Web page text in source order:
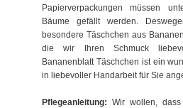
Papierverpackungen müssen
Bäume gefällt werden.
besondere Täschchen aus
die wir Ihren Schmuck
Bananenblatt Täschchen ist ein
in liebevoller Handarbeit für Sie
Pflegeanleitung: Wir wollen,